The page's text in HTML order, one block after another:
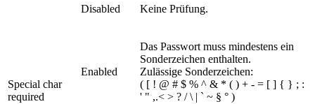
Disabled Keine Prüfung.
Special char
required
Enabled
Das Passwort muss mindestens ein
Sonderzeichen enthalten.
Zulässige Sonderzeichen:
( [ ! @ # $ % ^ & * ( ) + - = [ ] { } ; :
' " ,.< > ? / \ | ` ~ § ° )